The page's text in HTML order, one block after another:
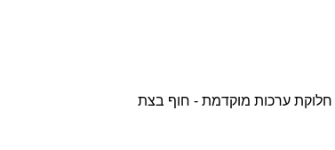
חלוקת ערכות מוקדמת - חוף בצת